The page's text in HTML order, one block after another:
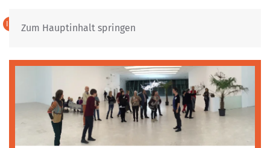
Zum Hauptinhalt springen
IT DE